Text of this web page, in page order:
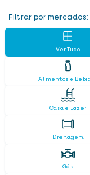
Filtrar por mercados:
Ver Tudo
Alimentos e
Casa e Lazer
Drenagem
Gás